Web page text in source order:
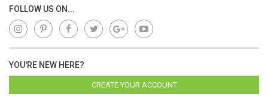
FOLLOW US ON...
YOU'RE NEW HERE?
CREATE YOUR ACCOUNT